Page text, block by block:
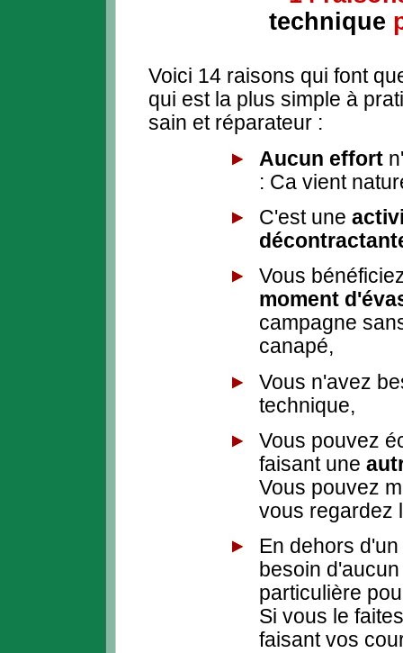
technique
Voici 14 raisons qui font
qui est la plus simple à
sain et réparateur :
Aucun effort
: Ca vient
C'est une
Vous
moment
campagne
canapé,
Vous n'avez
technique,
Vous pouvez
faisant une
Vous pouvez
vous regardez
En dehors
besoin
particulière
Si vous le
faisant vos